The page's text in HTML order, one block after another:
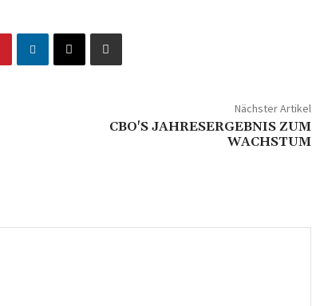
Nächster Artikel
CBO'S JAHRESERGEBNIS ZUM
WACHSTUM